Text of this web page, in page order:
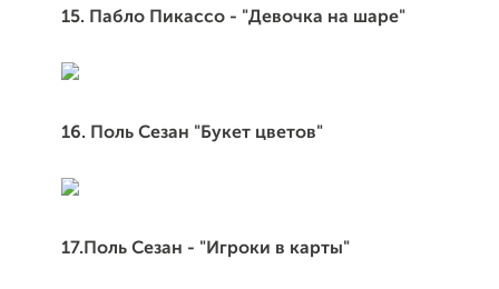
15. Пабло Пикассо - "Девочка на шаре"
16. Поль Сезан "Букет цветов"
17.Поль Сезан - "Игроки в карты"